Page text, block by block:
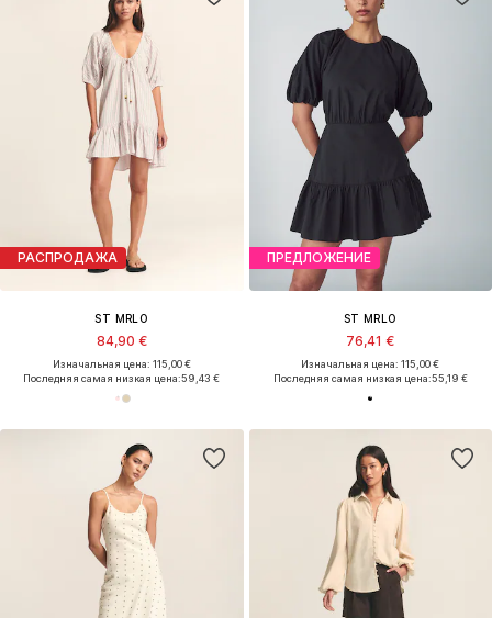
РАСПРОДАЖА
ST MRLO
84,90 €
Изначальная цена: 115,00 €
Последняя самая низкая цена:59,43 €
ПРЕДЛОЖЕНИЕ
ST MRLO
76,41 €
Изначальная цена: 115,00 €
Последняя самая низкая цена:55,19 €